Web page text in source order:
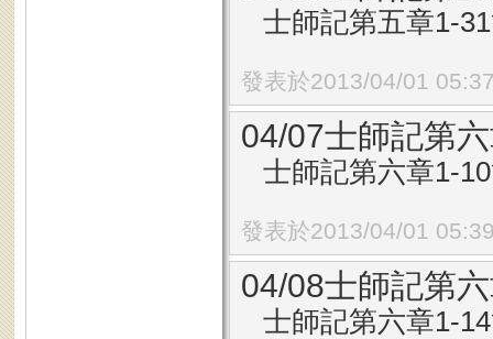
士師記第五章1-
發表於2013/04/01
04/07士師記第
士師記第六章1-
發表於2013/04/01
04/08士師記第
士師記第六章1-